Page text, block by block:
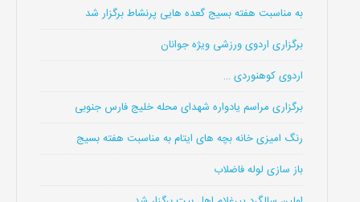
به مناسبت هفته بسیج گعده هایی پرنشاط برگزار شد
برگزاری اردوی ورزشی ویژه جوانان
اردوی کوهنوردی …
برگزاری مراسم یادواره شهدای محله خلیج فارس جنوبی
رنگ امیزی خانه بچه های ایتام به مناسبت هفته بسیج
باز سازی لوله فاضلاب